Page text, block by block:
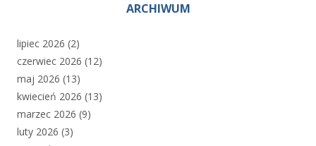
ARCHIWUM
lipiec 2026 (2)
czerwiec 2026 (12)
maj 2026 (13)
kwiecień 2026 (13)
marzec 2026 (9)
luty 2026 (3)